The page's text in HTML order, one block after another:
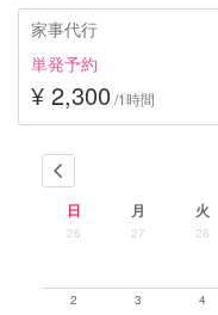
家事代行
単発予約
¥ 2,300 /1時間
日 月 火
26 27 28
2 3 4